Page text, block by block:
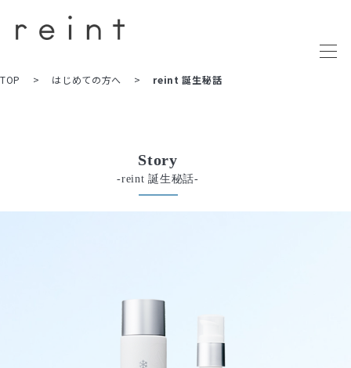
TOP はじめての方へ reint 誕生秘話
Story
-reint 誕生秘話-